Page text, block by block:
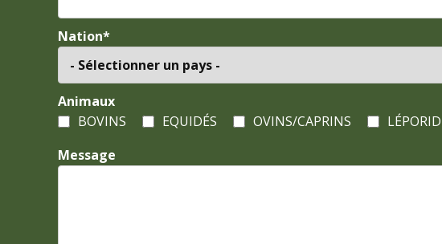
Nation*
Animaux
BOVINS
EQUIDÉS OVINS/CAPRINS
Message